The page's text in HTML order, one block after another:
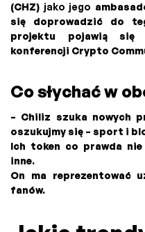
(CHZ) jako jego
się doprowadzić do
projektu pojawią się
konferencji Crypto
Co słychać w
– Chiliz szuka nowych
oszukujmy się – sport i
Ich token co prawda
inne.
On ma reprezentować
fanów.